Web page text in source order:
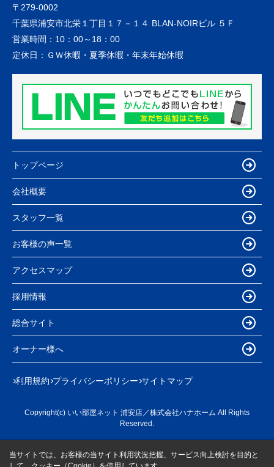
〒279-0002
千葉県浦安市北栄１丁目１７－１４ BLAN-NOIRビル ５Ｆ
営業時間： 10：00～18：00
定休日： ＧＷ休暇・夏季休暇・年末年始休暇
トップページ
会社概要
スタッフ一覧
お客様の声一覧
アクセスマップ
採用情報
総合サイト
オーナー様へ
利用規約 プライバシーポリシー サイトマップ
Copyright(c) いい部屋ネット 浦安店／株式会社ハナホーム All Rights
Reserved.
当サイトでは、お客様の当サイト利用状況把握、サービス向上検討を目的と